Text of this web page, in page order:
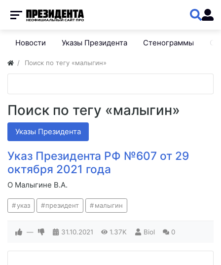
Новости Указы Президента Стенограммы
Поиск по тегу «малыгин»
Поиск по тегу «малыгин»
Указы Президента
Указ Президента РФ №607 от 29
октября 2021 года
О Малыгине В.А.
указ президент малыгин
— 31.10.2021 1.37K Biol 0